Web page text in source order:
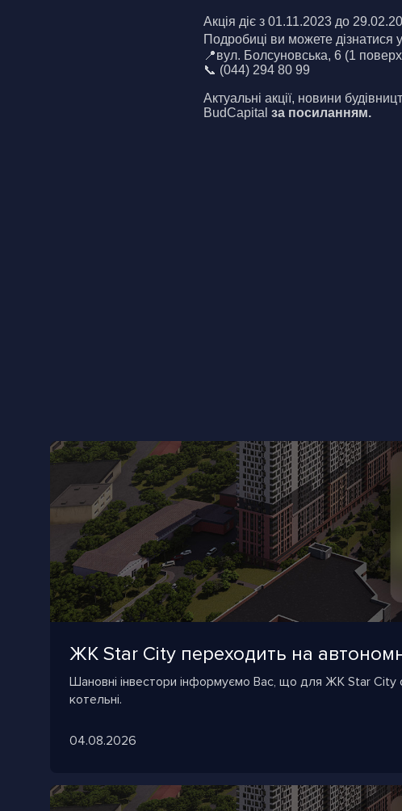
Акція діє з 01.11.2023 до
Подробиці ви можете дізнатися
📍вул. Болсуновська, 6 (1
📞 (044) 294 80 99
Актуальні акції, новини
BudCapital за посиланням.
ЖК Star City переходить на
Шановні інвестори інформуємо Вас, що для ЖК Star City
котельні.
04.08.2026